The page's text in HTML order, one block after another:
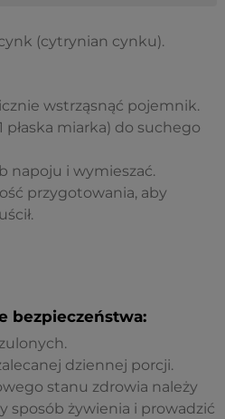
(cytrynian cynku).
wstrząsnąć pojemnik.
płaska miarka) do suchego
napoju i wymieszać.
przygotowania, aby
bezpieczeństwa:
dziennej porcji.
stanu zdrowia należy
sposób żywienia i prowadzić